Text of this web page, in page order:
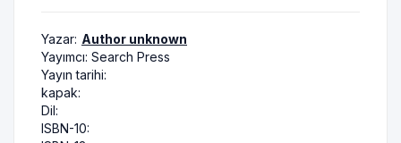
Yazar: Author unknown
Yayımcı: Search Press
Yayın tarihi:
kapak:
Dil:
ISBN-10: